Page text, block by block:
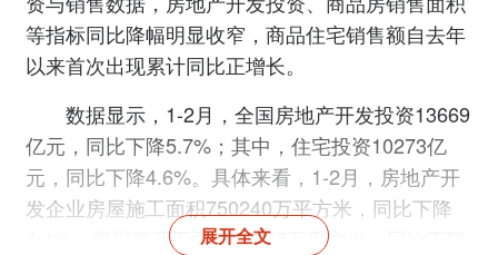
等指标同比降幅明显收窄，商品住宅销售额自去年
以来首次出现累计同比正增长。
数据显示，1-2月，全国房地产开发投资13669
亿元，同比下降5.7%；其中，住宅投资10273亿
元，同比下降4.6%。具体来看，1-2月，房地产开
发企业房屋施工面积750240万平方米，同比下降
4.4%；房屋新开工面积13567万平方米，同比下降
展开全文